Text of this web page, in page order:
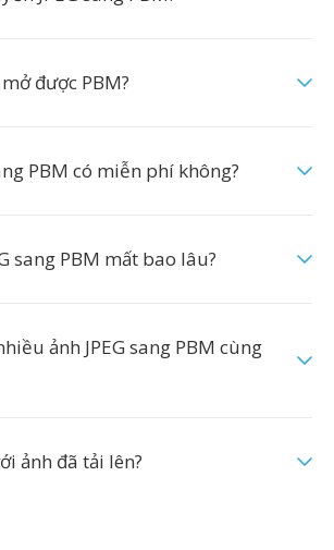
được PBM?
PBM có miễn phí không?
sang PBM mất bao lâu?
ảnh JPEG sang PBM cùng
ảnh đã tải lên?